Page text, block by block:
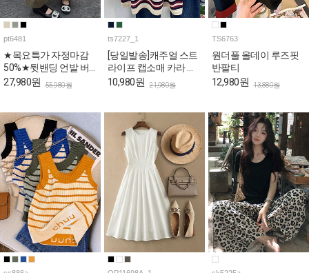
pt6481
★목요특가 자정마감
50%★뒷밴딩 언발 버
튼 와이드 코튼 팬츠
27,980원 55,980원
ts7227_1
[당일발송]캐주얼 스트
라이프 캡소매 카라 티
셔츠
10,980원 21,980원
TS6763
원더풀 올데이 루즈핏
반팔티
12,980원 13,880원